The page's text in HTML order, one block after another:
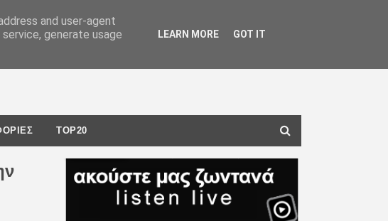
TOP20
and user-agent
generate usage
LEARN MORE GOT IT